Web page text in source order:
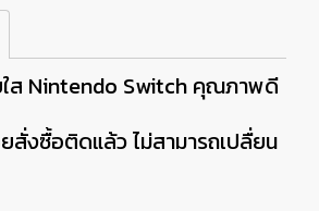
ส Nintendo Switch คุณภาพดี
งซื้อติดแล้ว ไม่สามารถเปลื่ยน